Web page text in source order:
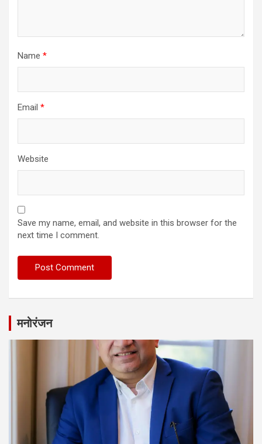
Name *
Email *
Website
Save my name, email, and website in this browser for the
next time I comment.
मनोरंजन